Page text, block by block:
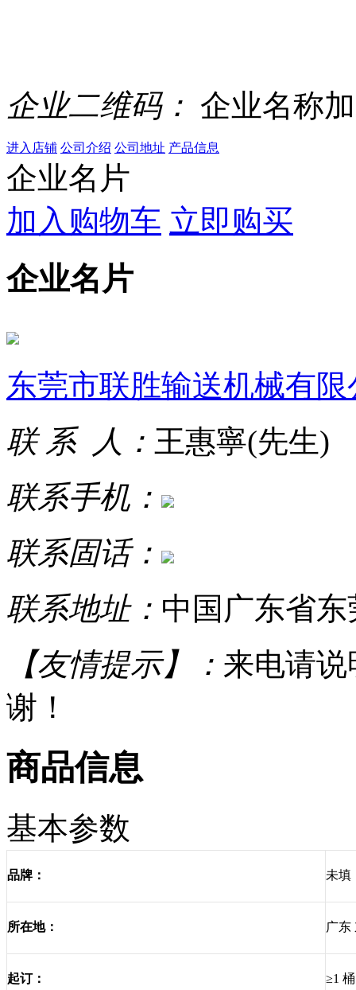
企业二维码： 企业名称
进入店铺 公司介绍 公司地址 产品信息
企业名片
加入购物车 立即购买
企业名片
东莞市联胜输送机械有限
联 系 人： 王惠寧(先生)
联系手机：
联系固话：
联系地址： 中国广东省东
【友情提示】： 来电请
谢！
商品信息
基本参数
品牌： 未填
所在地： 广东
起订： ≥1 桶